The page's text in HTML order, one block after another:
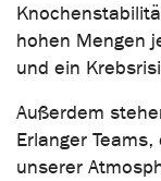
hohen Mengen
und ein
Außerdem
Erlanger
unserer